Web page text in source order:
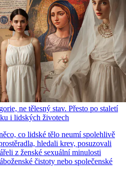
ne tělesný stav. Přesto po staletí
i lidských životech
co lidské tělo neumí spolehlivě
hledali krev, posuzovali
z ženské sexuální minulosti
čistoty nebo společenské